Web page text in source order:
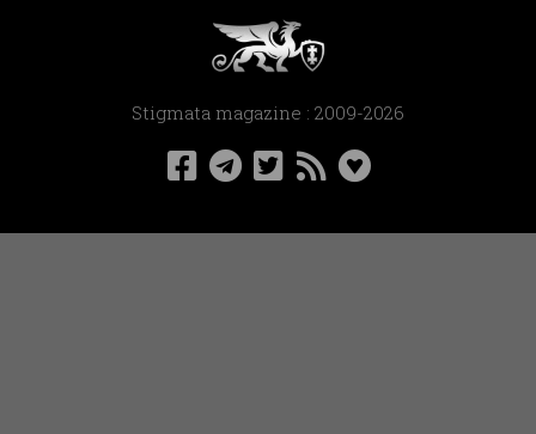
Stigmata magazine : 2009-2026